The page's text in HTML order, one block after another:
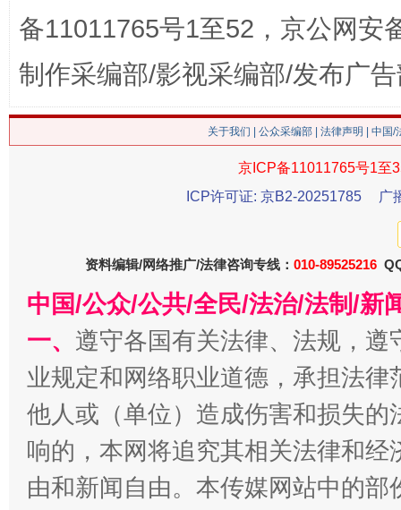
揭批美国五大"原罪" "炒
解纷+调解+退费，一次搞定
备11011765号1至52，京公网安
制作采编部/影视采编部/发布广
关于我们 公众采编部 法律声明 | 中国
京ICP备11011765号1至
ICP许可证: 京B2-20251785
广
资料编辑/网络推广/法律咨询专线： 010-89525216
中国/公众/公共/全民/法治/法制/新
一、 遵守各国有关法律、法规，
业规定和网络职业道德，承担法
他人或（单位）造成伤害和损失
响的，本网将追究其相关法律和
由和新闻自由。本传媒网站中的